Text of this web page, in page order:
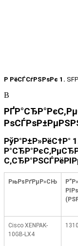
Р РёСЃСѓРЅРѕРє 1. SFP
В
РўР°Р±Р»РёС†Р°
РњРѕРґРµР»СЊ
Cisco XENPAK-
10GB-LX4
1 310